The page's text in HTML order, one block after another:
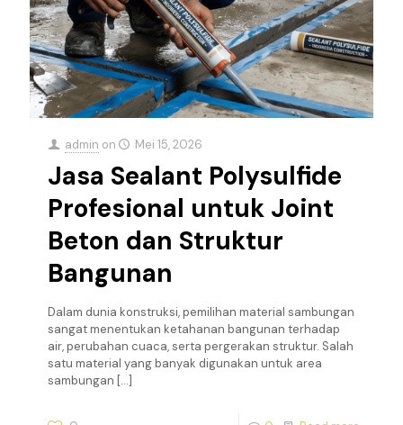
admin on Mei 15, 2026
Jasa Sealant Polysulfide
Profesional untuk Joint
Beton dan Struktur
Bangunan
Dalam dunia konstruksi, pemilihan material sambungan
sangat menentukan ketahanan bangunan terhadap
air, perubahan cuaca, serta pergerakan struktur. Salah
satu material yang banyak digunakan untuk area
sambungan […]